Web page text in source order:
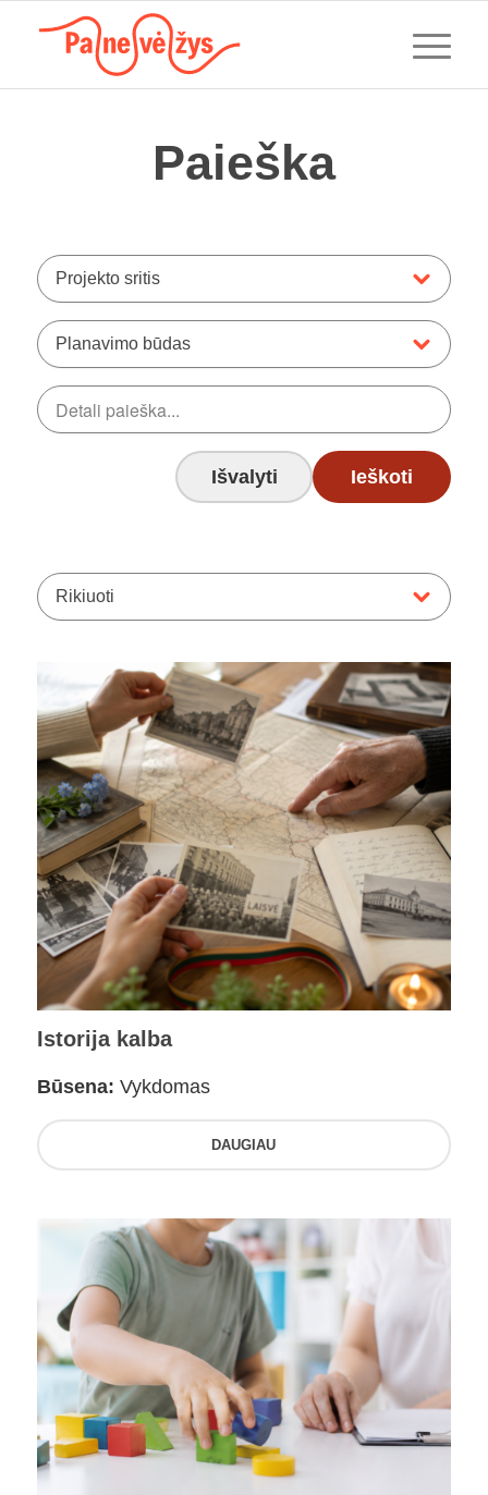
Paieška
Projekto sritis
Planavimo būdas
Išvalyti Ieškoti
Rikiuoti
Istorija kalba
Būsena: Vykdomas
DAUGIAU